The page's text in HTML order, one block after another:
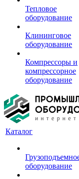
Тепловое
оборудование
Клининговое
оборудование
Компрессоры и
компрессорное
оборудование
Каталог
оборудование